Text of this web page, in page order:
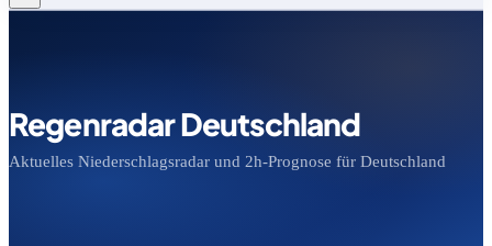
Regenradar Deutschland
Aktuelles Niederschlagsradar und 2h-Prognose für Deutschland